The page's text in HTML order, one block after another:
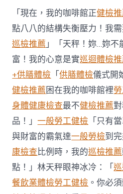
「現在，我的咖啡館正健檢
點八八的結構失衡壓力！我
巡檢推薦」「天秤！妳…妳不
富！我的心意是實巡迴體檢
+供膳體檢 「供膳體檢儀式開
健檢推薦困在我的咖啡館裡
身體健康檢查最不健檢推薦
品！」一般勞工健檢 「只有
與財富的霸氣達一般勞檢到
康檢查比例時，我的巡檢推薦
點！」林天秤眼神冰冷：「
餐飲業體檢勞工健檢 。你必